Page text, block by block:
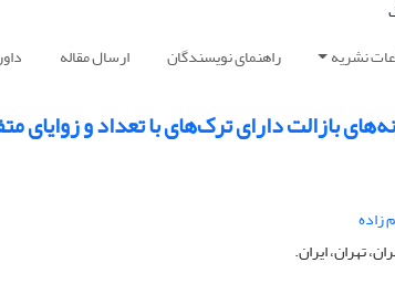
نشریه راهنمای نویسندگان ارسال مقاله
بازالت دارای ترک‌های با تعداد و
تهران، ایران.